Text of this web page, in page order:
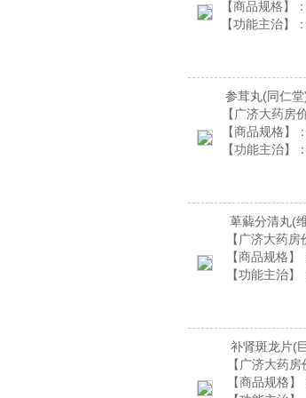
【商品规格】：
【功能主治】：
参茸丸(同仁堂
【广济大药房
【商品规格】：
【功能主治】：
萆薢分清丸(
【广济大药房
【商品规格】
【功能主治】
补肾斑龙片(
【广济大药房
【商品规格】